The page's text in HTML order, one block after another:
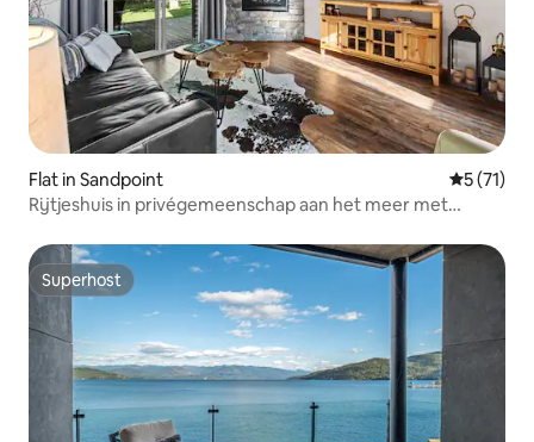
Flat in Sandpoint
5 (71)
Rijtjeshuis in privégemeenschap aan het meer met
Superhost
Superhost